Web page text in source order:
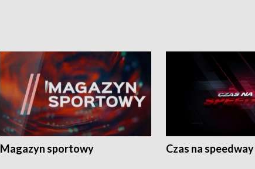
Magazyn sportowy Czas na speedway